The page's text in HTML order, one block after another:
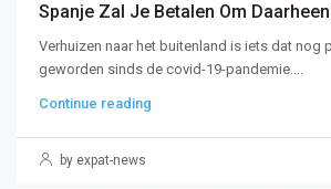
Spanje Zal Je Betalen Om
Verhuizen naar het buitenland is iets dat nog
geworden sinds de covid-19-pandemie....
Continue reading
by expat-news